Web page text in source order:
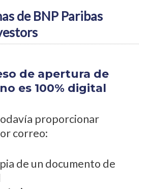
de BNP Paribas
de apertura de
es 100% digital
proporcionar
correo:
de un documento de